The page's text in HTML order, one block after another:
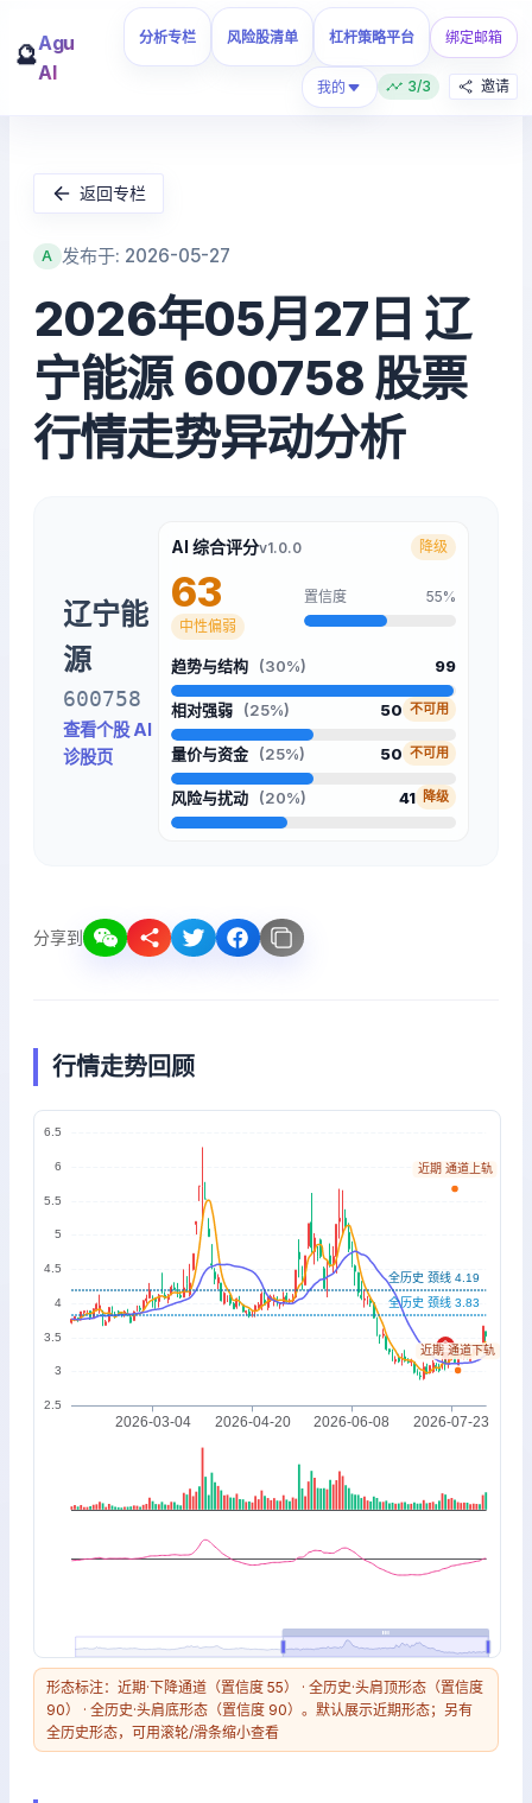
🔮Agu
AI
分析专栏 风险股清单 杠杆策略平台 绑定邮箱
我的 3/3 邀请
返回专栏
A 发布于: 2026-05-27
2026年05月27日 辽
宁能源 600758 股票
行情走势异动分析
辽宁能
源
600758
查看个股 AI
诊股页
AI 综合评分v1.0.0 降级
63
中性偏弱
置信度 55%
趋势与结构 (30%) 99
相对强弱 (25%) 50 不可用
量价与资金 (25%) 50 不可用
风险与扰动 (20%) 41 降级
分享到
行情走势回顾
形态标注：近期·下降通道（置信度 55） · 全历史·头肩顶形态（置信度
90） · 全历史·头肩底形态（置信度 90）。默认展示近期形态；另有
全历史形态，可用滚轮/滑条缩小查看